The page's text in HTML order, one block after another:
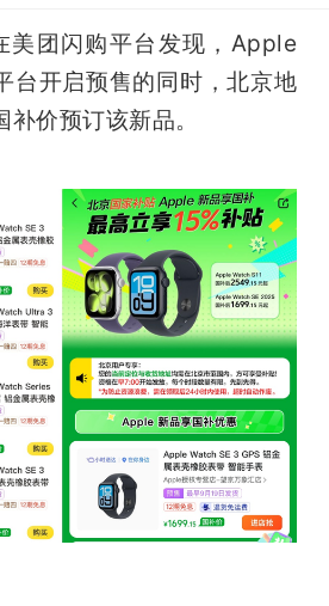
美团闪购平台发现，Apple
台开启预售的同时，北京地
价预订该新品。